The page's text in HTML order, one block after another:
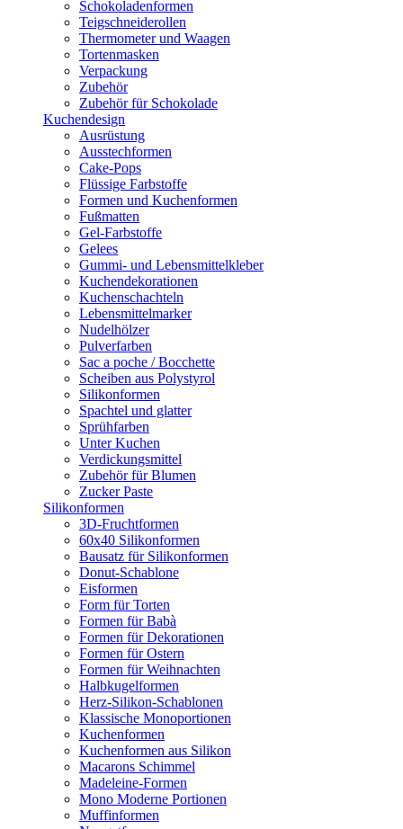
Schokoladenformen
Teigschneiderollen
Thermometer und Waagen
Tortenmasken
Verpackung
Zubehör
Zubehör für Schokolade
Kuchendesign
Ausrüstung
Ausstechformen
Cake-Pops
Flüssige Farbstoffe
Formen und Kuchenformen
Fußmatten
Gel-Farbstoffe
Gelees
Gummi- und Lebensmittelkleber
Kuchendekorationen
Kuchenschachteln
Lebensmittelmarker
Nudelhölzer
Pulverfarben
Sac a poche / Bocchette
Scheiben aus Polystyrol
Silikonformen
Spachtel und glatter
Sprühfarben
Unter Kuchen
Verdickungsmittel
Zubehör für Blumen
Zucker Paste
Silikonformen
3D-Fruchtformen
60x40 Silikonformen
Bausatz für Silikonformen
Donut-Schablone
Eisformen
Form für Torten
Formen für Babà
Formen für Dekorationen
Formen für Ostern
Formen für Weihnachten
Halbkugelformen
Herz-Silikon-Schablonen
Klassische Monoportionen
Kuchenformen
Kuchenformen aus Silikon
Macarons Schimmel
Madeleine-Formen
Mono Moderne Portionen
Muffinformen